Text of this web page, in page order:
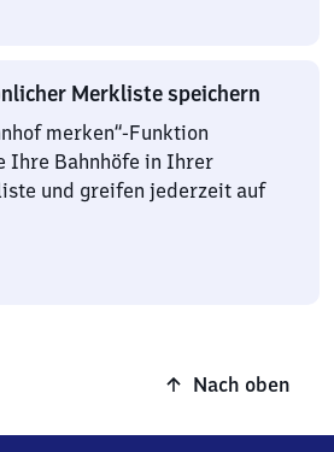
Merkliste speichern
merken“-Funktion
Ihre Bahnhöfe in Ihrer
und greifen jederzeit auf
Nach oben